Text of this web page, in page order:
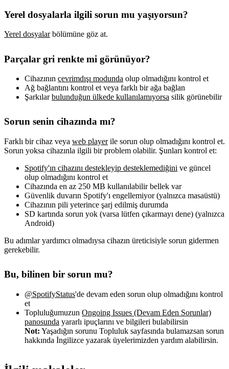
Yerel dosyalarla ilgili sorun mu yaşıyorsun?
Yerel dosyalarbölümüne göz at.
Parçalar gri renkte mi görünüyor?
Cihazının çevrimdışı modunda olup olmadığını kontrol et
Ağ bağlantını kontrol et veya farklı bir ağa bağlan
Şarkılarbulunduğun ülkede kullanılamıyorsa silik görünebilir
Sorun senin cihazında mı?
Farklı bir cihaz veya web playerile sorun olup olmadığını kontrol et.
Sorun yoksa cihazınla ilgili bir problem olabilir. Şunları kontrol et:
Spotify'ın cihazını destekleyip desteklemediğini ve güncel
olup olmadığını kontrol et
Cihazında en az 250 MB kullanılabilir bellek var
Güvenlik duvarın Spotify'ı engellemiyor (yalnızca masaüstü)
Cihazının pili yeterince şarj edilmiş durumda
SD kartında sorun yok (varsa lütfen çıkarmayı dene) (yalnızca
Android)
Bu adımlar yardımcı olmadıysa cihazın üreticisiyle sorun gidermen
gerekebilir.
Bu, bilinen bir sorun mu?
@SpotifyStatus'de devam eden sorun olup olmadığını kontrol
et
Topluluğumuzun Ongoing Issues (Devam Eden Sorunlar)
panosunda yararlı ipuçlarını ve bilgileri bulabilirsin
Not: Yaşadığın sorunu Topluluk sayfasında bulamazsan sorun
hakkında İngilizce yazarak üyelerimizden yardım alabilirsin.